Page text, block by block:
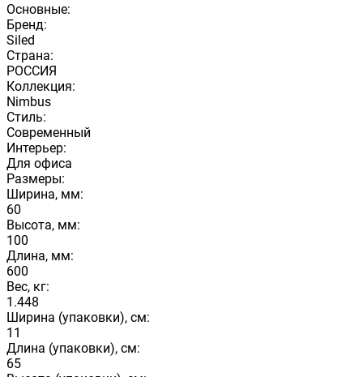
Основные:
Бренд:
Siled
Страна:
РОССИЯ
Коллекция:
Nimbus
Стиль:
Современный
Интерьер:
Для офиса
Размеры:
Ширина, мм:
60
Высота, мм:
100
Длина, мм:
600
Вес, кг:
1.448
Ширина (упаковки), см:
11
Длина (упаковки), см:
65